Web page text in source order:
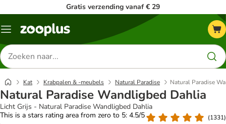
Gratis verzending vanaf € 29
Menu
Zoeken
naar
producten
Kat Krabpalen & -meubels Natural Paradise Natural Paradise
Natural Paradise Wandligbed Dahlia
Licht Grijs - Natural Paradise Wandligbed Dahlia
This is a stars rating area from zero to 5: 4.5/5
(1331)